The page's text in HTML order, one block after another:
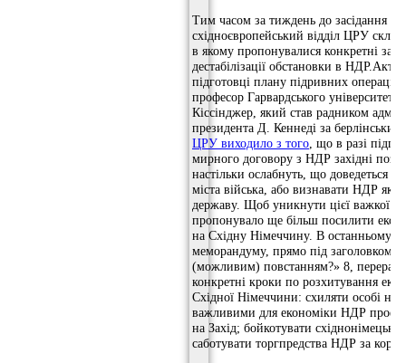
Тим часом за тиждень до засідання
східноєвропейський відділ ЦРУ
в якому пропонувалися конкретні
дестабілізації обстановки в
підготовці плану підривних
професор Гарвардського університету
Кіссінджер, який став радником
президента Д. Кеннеді за
ЦРУ виходило з того , що в разі
мирного договору з НДР західні
настільки ослабнуть, що доведеться
міста війська, або визнавати НДР як
державу. Щоб уникнути цієї важкої
пропонувало ще більш посилити
на Східну Німеччину. В останньому
меморандуму, прямо під заголовком
(можливим) повстанням?» 8,
конкретні кроки по розхитування
Східної Німеччини: схиляти особі
важливими для економіки НДР
на Захід; бойкотувати східнонімецькі
саботувати торгпредства НДР за